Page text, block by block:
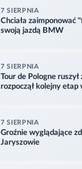
7 SIERPNIA
Chciała zaimponować
swoją jazdą BMW
7 SIERPNIA
Tour de Pologne
rozpoczął kolejny etap
7 SIERPNIA
Groźnie wyglądające
Jaryszowie